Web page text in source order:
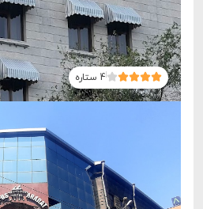
4 ستاره